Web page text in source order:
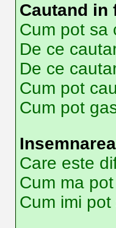
Cautand in
Cum pot sa
De ce
De ce
Cum pot
Cum pot
Care este
Cum ma
Cum imi